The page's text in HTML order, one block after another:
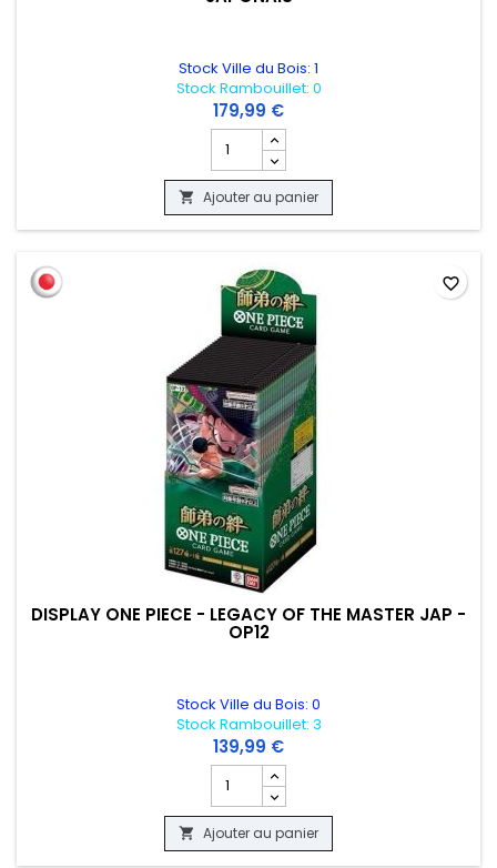
Stock Ville du Bois: 1
Stock Rambouillet: 0
179,99 €
Champ quantité du produit DISPLAY
 Ajouter au panier
DISPLAY ONE PIECE - LEGACY OF THE MASTER JAP -
OP12
Stock Ville du Bois: 0
Stock Rambouillet: 3
139,99 €
Champ quantité du produit DISPLAY ONE
 Ajouter au panier
favorite_border